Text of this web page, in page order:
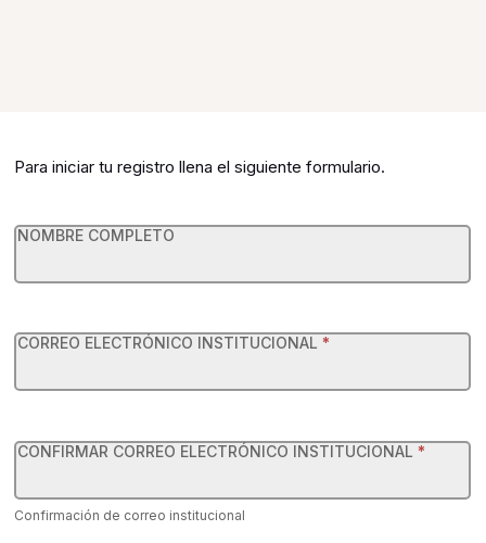
Para iniciar tu registro llena el siguiente formulario.
UNAM
FES
NOMBRE COMPLETO
CORREO ELECTRÓNICO INSTITUCIONAL *
CONFIRMAR CORREO ELECTRÓNICO INSTITUCIONAL *
Confirmación de correo institucional